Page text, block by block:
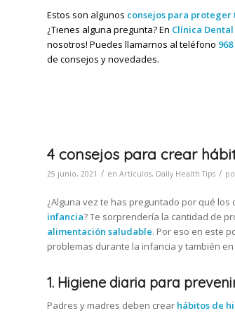
Estos son algunos consejos para
¿Tienes alguna pregunta? En Clínica
nosotros! Puedes llamarnos al teléfono
de consejos y novedades.
4 consejos para crear
25 junio, 2021 / en Artículos, Daily Health Tips /
¿Alguna vez te has preguntado por qué
infancia? Te sorprendería la cantidad de
alimentación saludable. Por eso en este
problemas durante la infancia y también
1. Higiene diaria para
Padres y madres deben crear hábitos de